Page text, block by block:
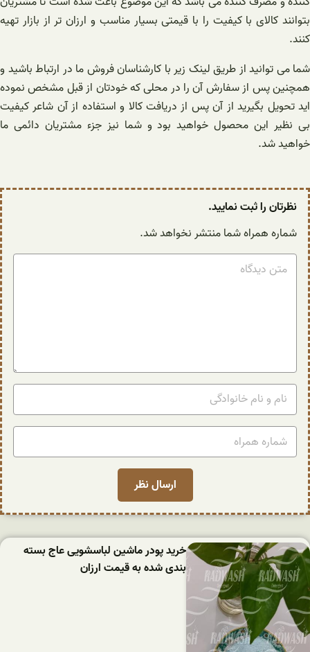
بتوانند کالای با کیفیت را با قیمتی بسیار مناسب و ارزان تر از بازار تهیه
کنند.
شما می توانید از طریق لینک زیر با کارشناسان فروش ما در ارتباط باشید و
همچنین پس از سفارش آن را در محلی که خودتان از قبل مشخص نموده
اید تحویل بگیرید از آن پس از دریافت کالا و استفاده از آن شاعر کیفیت
بی نظیر این محصول خواهید بود و شما نیز جزء مشتریان دائمی ما
خواهید شد.
نظرتان را ثبت نمایید.
شماره همراه شما منتشر نخواهد شد.
خرید پودر ماشین لباسشویی عاج بسته
بندی شده به قیمت ارزان